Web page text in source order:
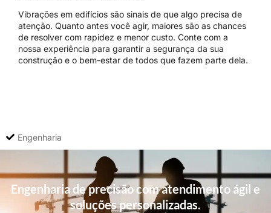
Vibrações em edifícios são sinais de que algo precisa de
atenção. Quanto antes você agir, maiores são as chances
de resolver com rapidez e menor custo. Conte com a
nossa experiência para garantir a segurança da sua
construção e o bem-estar de todos que fazem parte dela.
Engenharia
Engenharia de precisão com atendimento ágil e
soluções personalizadas.